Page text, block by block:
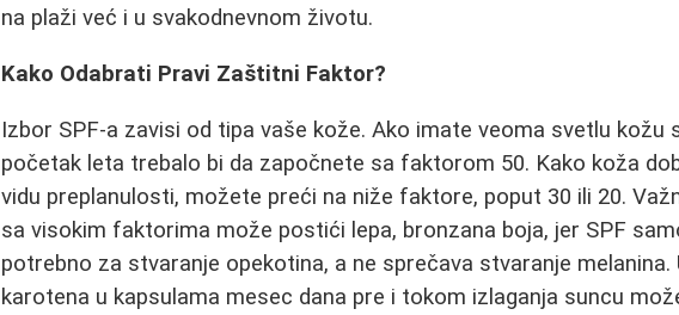
na plaži već i u svakodnevnom životu.
Kako Odabrati Pravi Zaštitni Faktor?
Izbor SPF-a zavisi od tipa vaše kože. Ako imate veoma svetlu kožu
početak leta trebalo bi da započnete sa faktorom 50. Kako koža
vidu preplanulosti, možete preći na niže faktore, poput 30 ili 20.
sa visokim faktorima može postići lepa, bronzana boja, jer SPF
potrebno za stvaranje opekotina, a ne sprečava stvaranje melanina.
karotena u kapsulama mesec dana pre i tokom izlaganja suncu